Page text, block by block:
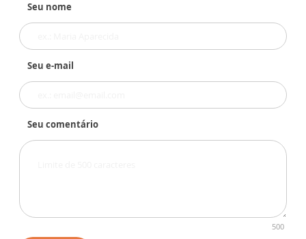
Seu nome
Seu e-mail
Seu comentário
500